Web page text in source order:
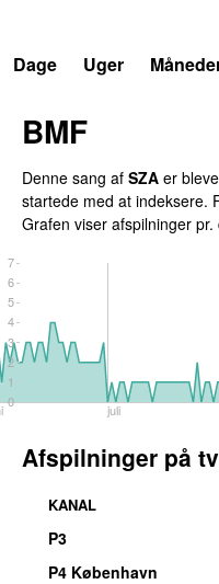
Dage
Uger
BMF
Denne sang af SZA er
startede med at indeksere.
Grafen viser afspilninger pr.
juli
0
1
2
3
4
5
6
7
Afspilninger på
KANAL
P3
P4 København